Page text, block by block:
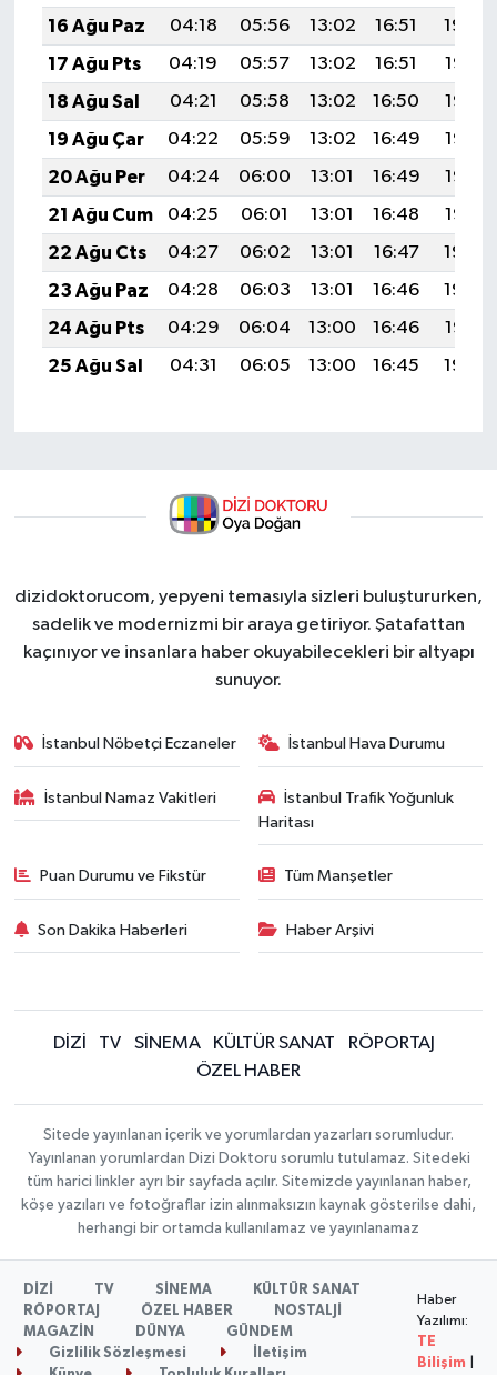
16 Ağu Paz
04:18 05:56 13:02 16:51
19:59
17 Ağu Pts
04:19 05:57 13:02 16:51
19:58
18 Ağu Sal
04:21 05:58 13:02 16:50
19:56
19 Ağu Çar
04:22 05:59 13:02 16:49
19:55
20 Ağu Per
04:24 06:00 13:01 16:49
19:53
21 Ağu Cum
04:25 06:01 13:01 16:48
19:52
22 Ağu Cts
04:27 06:02 13:01 16:47
19:50
23 Ağu Paz
04:28 06:03 13:01 16:46
19:49
24 Ağu Pts
04:29 06:04 13:00 16:46
19:47
25 Ağu Sal
04:31 06:05 13:00 16:45 19:46
dizidoktorucom, yepyeni temasıyla sizleri buluştururken,
sadelik ve modernizmi bir araya getiriyor. Şatafattan
kaçınıyor ve insanlara haber okuyabilecekleri bir altyapı
sunuyor.
İstanbul Nöbetçi Eczaneler İstanbul Hava Durumu
İstanbul Namaz Vakitleri
İstanbul Trafik Yoğunluk
Haritası
Puan Durumu ve Fikstür Tüm Manşetler
Son Dakika Haberleri Haber Arşivi
DİZİ TV SİNEMA KÜLTÜR SANAT
RÖPORTAJ
ÖZEL HABER
Sitede yayınlanan içerik ve yorumlardan yazarları sorumludur.
Yayınlanan yorumlardan Dizi Doktoru sorumlu tutulamaz. Sitedeki
tüm harici linkler ayrı bir sayfada açılır. Sitemizde yayınlanan haber,
köşe yazıları ve fotoğraflar izin alınmaksızın kaynak gösterilse dahi,
herhangi bir ortamda kullanılamaz ve yayınlanamaz
DİZİ TV SİNEMA
KÜLTÜR SANAT
RÖPORTAJ
ÖZEL HABER
NOSTALJİ
MAGAZİN
DÜNYA
GÜNDEM
Gizlilik Sözleşmesi
İletişim
Haber
Yazılımı:
TE
Bilişim